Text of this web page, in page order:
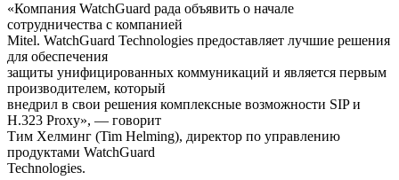
«Компания WatchGuard рада объявить о начале
сотрудничества с компанией
Mitel. WatchGuard Technologies предоставляет лучшие решения
для обеспечения
защиты унифицированных коммуникаций и является первым
производителем, который
внедрил в свои решения комплексные возможности SIP и
H.323 Proxy», — говорит
Тим Хелминг (Tim Helming), директор по управлению
продуктами WatchGuard
Technologies.